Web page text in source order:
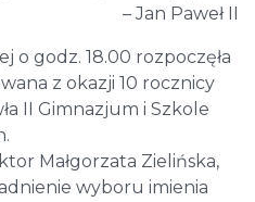
– Jan Paweł II
o godz. 18.00 rozpoczęła
z okazji 10 rocznicy
II Gimnazjum i Szkole
Małgorzata Zielińska,
wyboru imienia